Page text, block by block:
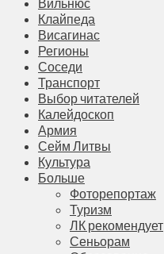
Клайпеда
Висагинас
Регионы
Соседи
Транспорт
Выбор читателей
Калейдоскоп
Армия
Сейм Литвы
Культура
Больше
Фоторепортаж
Туризм
ЛК рекомендует
Сеньорам